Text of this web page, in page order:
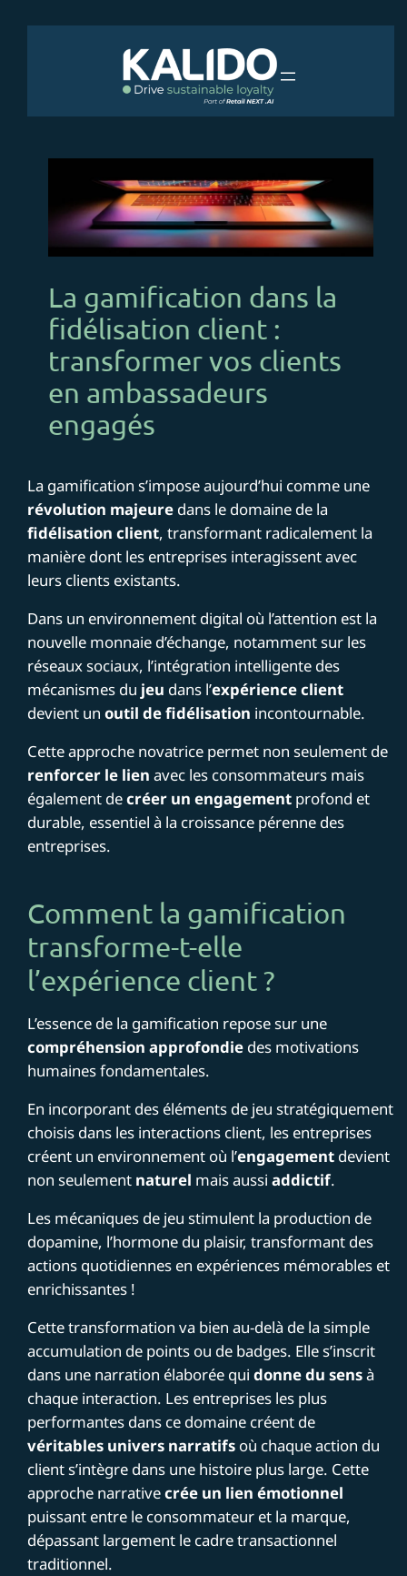
La gamification dans la
fidélisation client :
transformer vos clients
en ambassadeurs
engagés
La gamification s’impose aujourd’hui comme une
révolution majeure dans le domaine de la
fidélisation client, transformant radicalement la
manière dont les entreprises interagissent avec
leurs clients existants.
Dans un environnement digital où l’attention est la
nouvelle monnaie d’échange, notamment sur les
réseaux sociaux, l’intégration intelligente des
mécanismes du jeu dans l’expérience client
devient un outil de fidélisation incontournable.
Cette approche novatrice permet non seulement de
renforcer le lien avec les consommateurs mais
également decréer un engagement profond et
durable, essentiel à la croissance pérenne des
entreprises.
Comment la gamification
transforme-t-elle
l’expérience client ?
L’essence de la gamification repose sur une
compréhension approfondie des motivations
humaines fondamentales.
En incorporant des éléments de jeu stratégiquement
choisis dans les interactions client, les entreprises
créent un environnement où l’engagement devient
non seulement naturel mais aussiaddictif.
Les mécaniques de jeu stimulent la production de
dopamine, l’hormone du plaisir, transformant des
actions quotidiennes en expériences mémorables et
enrichissantes !
Cette transformation va bien au-delà de la simple
accumulation de points ou de badges. Elle s’inscrit
dans une narration élaborée quidonne du sensà
chaque interaction. Les entreprises les plus
performantes dans ce domaine créent de
véritables univers narratifs où chaque action du
client s’intègre dans une histoire plus large. Cette
approche narrativecrée un lien émotionnel
puissant entre le consommateur et la marque,
dépassant largement le cadre transactionnel
traditionnel.